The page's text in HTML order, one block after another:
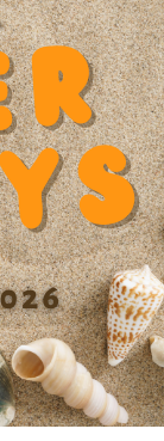
Hauteur
Largeur
Matière